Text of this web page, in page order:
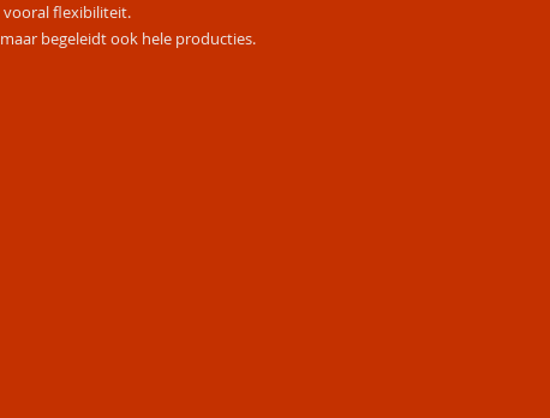
vooral flexibiliteit.
begeleidt ook hele producties.